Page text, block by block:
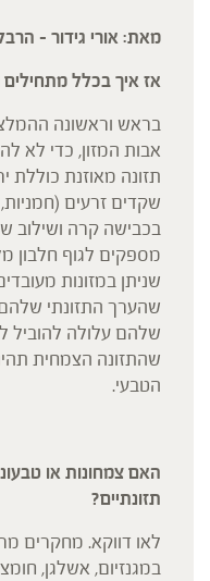
מאת: אורי גידור –
אז איך בכלל
בראש וראשונה
אבות המזון, כדי לא
תזונה מאוזנת כוללת
שקדים זרעים
בכבישה קרה ושילוב
מספקים לגוף חלבון
שניתן במזונות
שהערך התזונתי
שלהם עלולה להוביל
שהתזונה הצמחית
הטבעי.
האם צמחונות או
תזונתיים?
לאו דווקא. מחקרים